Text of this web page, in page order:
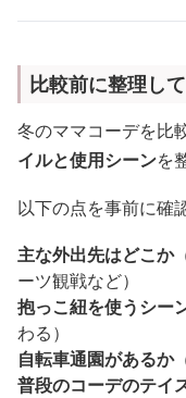
比較前に整理し
冬のママコーデを比
イルと使用シーンを
以下の点を事前に確
主な外出先はどこか
ーツ観戦など）
抱っこ紐を使うシー
わる）
自転車通園があるか
普段のコーデのテイ